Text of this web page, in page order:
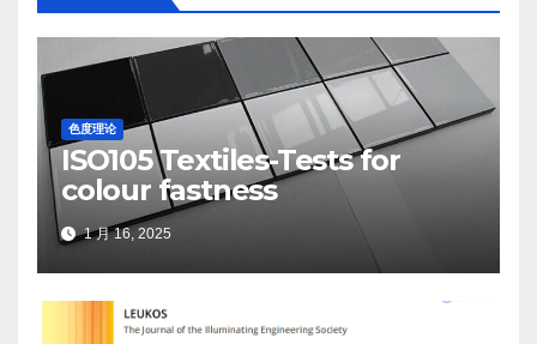
色度理论
ISO105 Textiles-Tests for
colour fastness
1 月 16, 2025